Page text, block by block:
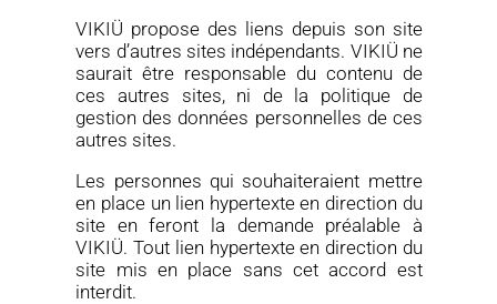
VIKIÜ propose des liens depuis son site
vers d’autres sites indépendants. VIKIÜ ne
saurait être responsable du contenu de
ces autres sites, ni de la politique de
gestion des données personnelles de ces
autres sites.
Les personnes qui souhaiteraient mettre
en place un lien hypertexte en direction du
site en feront la demande préalable à
VIKIÜ. Tout lien hypertexte en direction du
site mis en place sans cet accord est
interdit.